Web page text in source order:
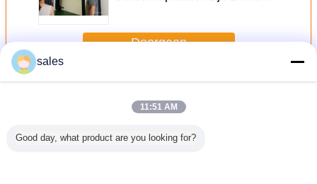
Doorgaan
MeerOpblaasbare Dock Seal
sales
11:51 AM
Good day, what product are you looking for?